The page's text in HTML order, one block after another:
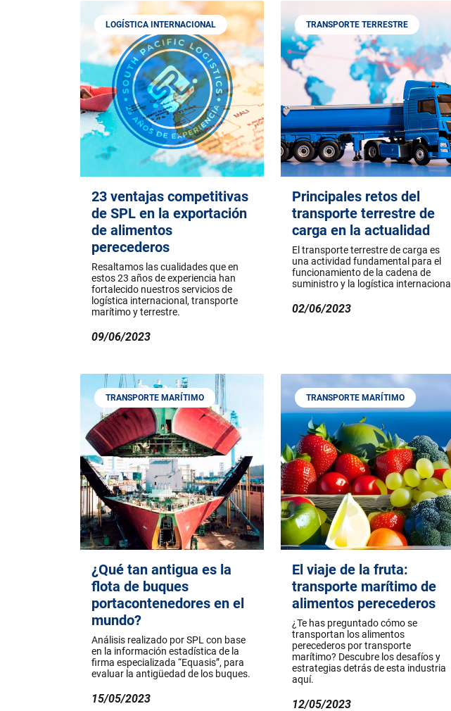
LOGÍSTICA INTERNACIONAL
23 ventajas competitivas
de SPL en la exportación
de alimentos
perecederos
Resaltamos las cualidades que en
estos 23 años de experiencia han
fortalecido nuestros servicios de
logística internacional, transporte
marítimo y terrestre.
09/06/2023
TRANSPORTE TERRESTRE
Principales retos del
transporte terrestre de
carga en la actualidad
El transporte terrestre de carga es
una actividad fundamental para el
funcionamiento de la cadena de
suministro y la logística internacional
02/06/2023
TRANSPORTE MARÍTIMO
¿Qué tan antigua es la
flota de buques
portacontenedores en el
mundo?
Análisis realizado por SPL con base
en la información estadística de la
firma especializada “Equasis”, para
evaluar la antigüedad de los buques.
15/05/2023
TRANSPORTE MARÍTIMO
El viaje de la fruta:
transporte marítimo de
alimentos perecederos
¿Te has preguntado cómo se
transportan los alimentos
perecederos por transporte
marítimo? Descubre los desafíos y
estrategias detrás de esta industria
aquí.
12/05/2023